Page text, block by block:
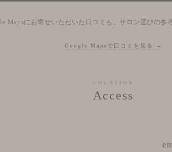
Mapsにお寄せいただいた口コミも、サロン選びの参
Google Mapsで口コミを見る →
LOCATION
Access